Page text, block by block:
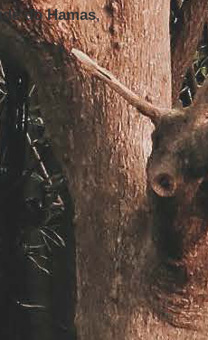
do Hamas,